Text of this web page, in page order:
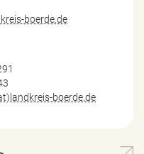
boerde.de
boerde.de